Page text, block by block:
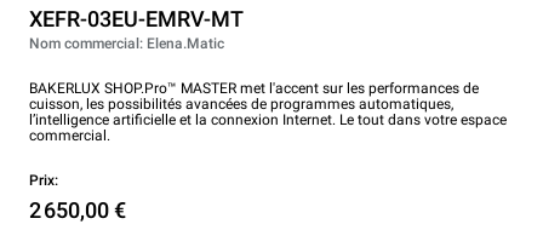
XEFR-03EU-EMRV-MT
Nom commercial: Elena.Matic
BAKERLUX SHOP.Pro™ MASTER met l'accent sur les performances de
cuisson, les possibilités avancées de programmes automatiques,
l’intelligence artificielle et la connexion Internet. Le tout dans votre espace
commercial.
Prix:
2 650,00 €